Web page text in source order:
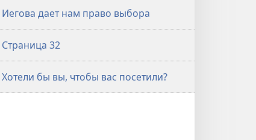
Иегова дает нам право выбора
Страница 32
Хотели бы вы, чтобы вас посетили?